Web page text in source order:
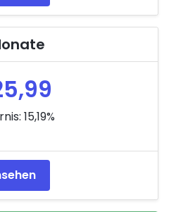
15,19%